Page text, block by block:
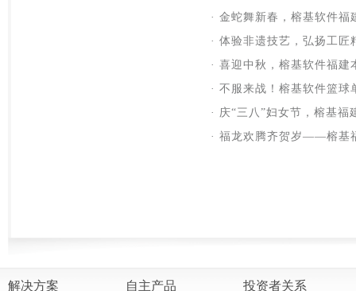
· 金蛇舞新春，榕基软件
· 体验非遗技艺，弘扬工
· 喜迎中秋，榕基软件福建
· 不服来战！榕基软件篮球
· 庆“三八”妇女节，榕基
· 福龙欢腾齐贺岁——榕基
解决方案 自主产品 投资者关系